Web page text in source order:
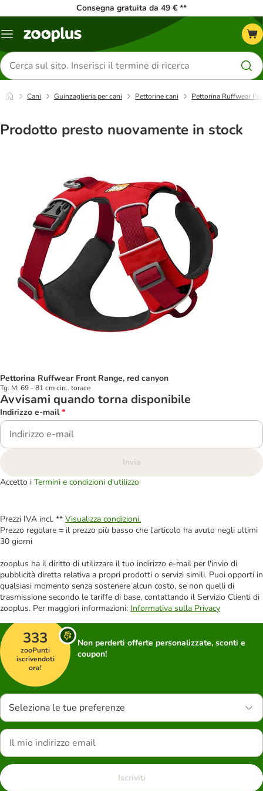
Consegna gratuita da 49 € **
Overview
Cerca
prodotti
Cani Guinzaglieria per cani Pettorine cani Pettorina Ruffwear
Prodotto presto nuovamente in stock
Pettorina Ruffwear Front Range, red canyon
Tg. M: 69 - 81 cm circ. torace
Avvisami quando torna disponibile
Indirizzo e-mail *
Invia
Accetto i Termini e condizioni d'utilizzo
Prezzi IVA incl. ** Visualizza condizioni.
Prezzo regolare = il prezzo più basso che l'articolo ha avuto negli ultimi
30 giorni
zooplus ha il diritto di utilizzare il tuo indirizzo e-mail per l'invio di
pubblicità diretta relativa a propri prodotti o servizi simili. Puoi opporti in
qualsiasi momento senza sostenere alcun costo, se non quelli di
trasmissione secondo le tariffe di base, contattando il Servizio Clienti di
zooplus. Per maggiori informazioni: Informativa sulla Privacy
333
zooPunti
iscrivendoti
ora!
Non perderti offerte personalizzate, sconti e
coupon!
Seleziona le tue preferenze
Iscriviti